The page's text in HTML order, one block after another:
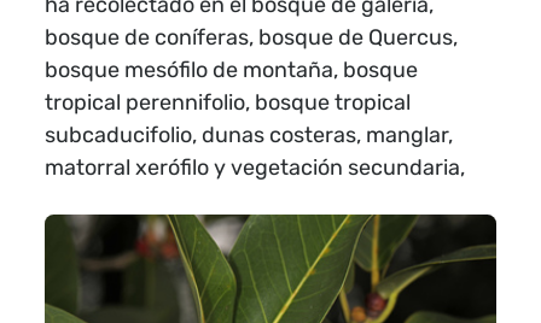
bosque de coníferas, bosque de Quercus,
bosque mesófilo de montaña, bosque
tropical perennifolio, bosque tropical
subcaducifolio, dunas costeras, manglar,
matorral xerófilo y vegetación secundaria,